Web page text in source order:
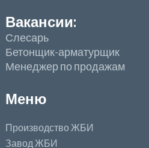
Вакансии:
Слесарь
Бетонщик-арматурщик
Менеджер по продажам
Меню
Производство ЖБИ
Завод ЖБИ